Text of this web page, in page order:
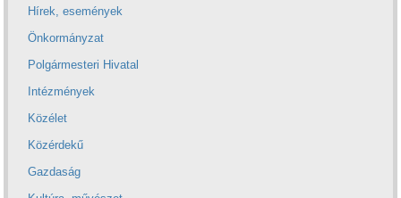
Hírek, események
Önkormányzat
Polgármesteri Hivatal
Intézmények
Közélet
Közérdekű
Gazdaság